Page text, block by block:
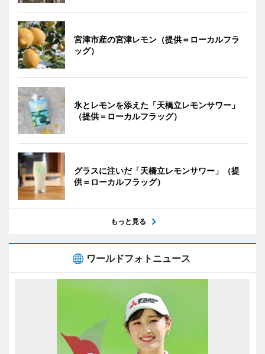
宮津市産の宮津レモン（提供＝ローカルフラ
ッグ）
氷とレモンを添えた「天橋立レモンサワー」
（提供＝ローカルフラッグ）
グラスに注いだ「天橋立レモンサワー」（提
供＝ローカルフラッグ）
もっと見る
ワールドフォトニュース